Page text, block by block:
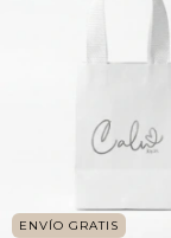
ENVÍO GRATIS